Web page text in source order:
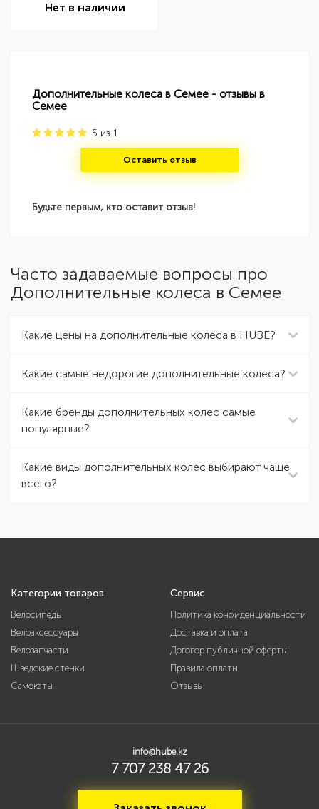
Нет в наличии
Дополнительные колеса в Семее - отзывы в
Семее
5 из 1
Оставить отзыв
Будьте первым, кто оставит отзыв!
Часто задаваемые вопросы про
Дополнительные колеса в Семее
Какие цены на дополнительные колеса в HUBE?
Какие самые недорогие дополнительные колеса?
Какие бренды дополнительных колес самые
популярные?
Какие виды дополнительных колес выбирают чаще
всего?
Категории товаров
Велосипеды
Велоаксессуары
Велозапчасти
Шведские стенки
Самокаты
Сервис
Политика конфиденциальности
Доставка и оплата
Договор публичной оферты
Правила оплаты
Отзывы
info@hube.kz
7 707 238 47 26